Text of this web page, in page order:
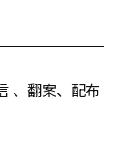
、翻案、配布